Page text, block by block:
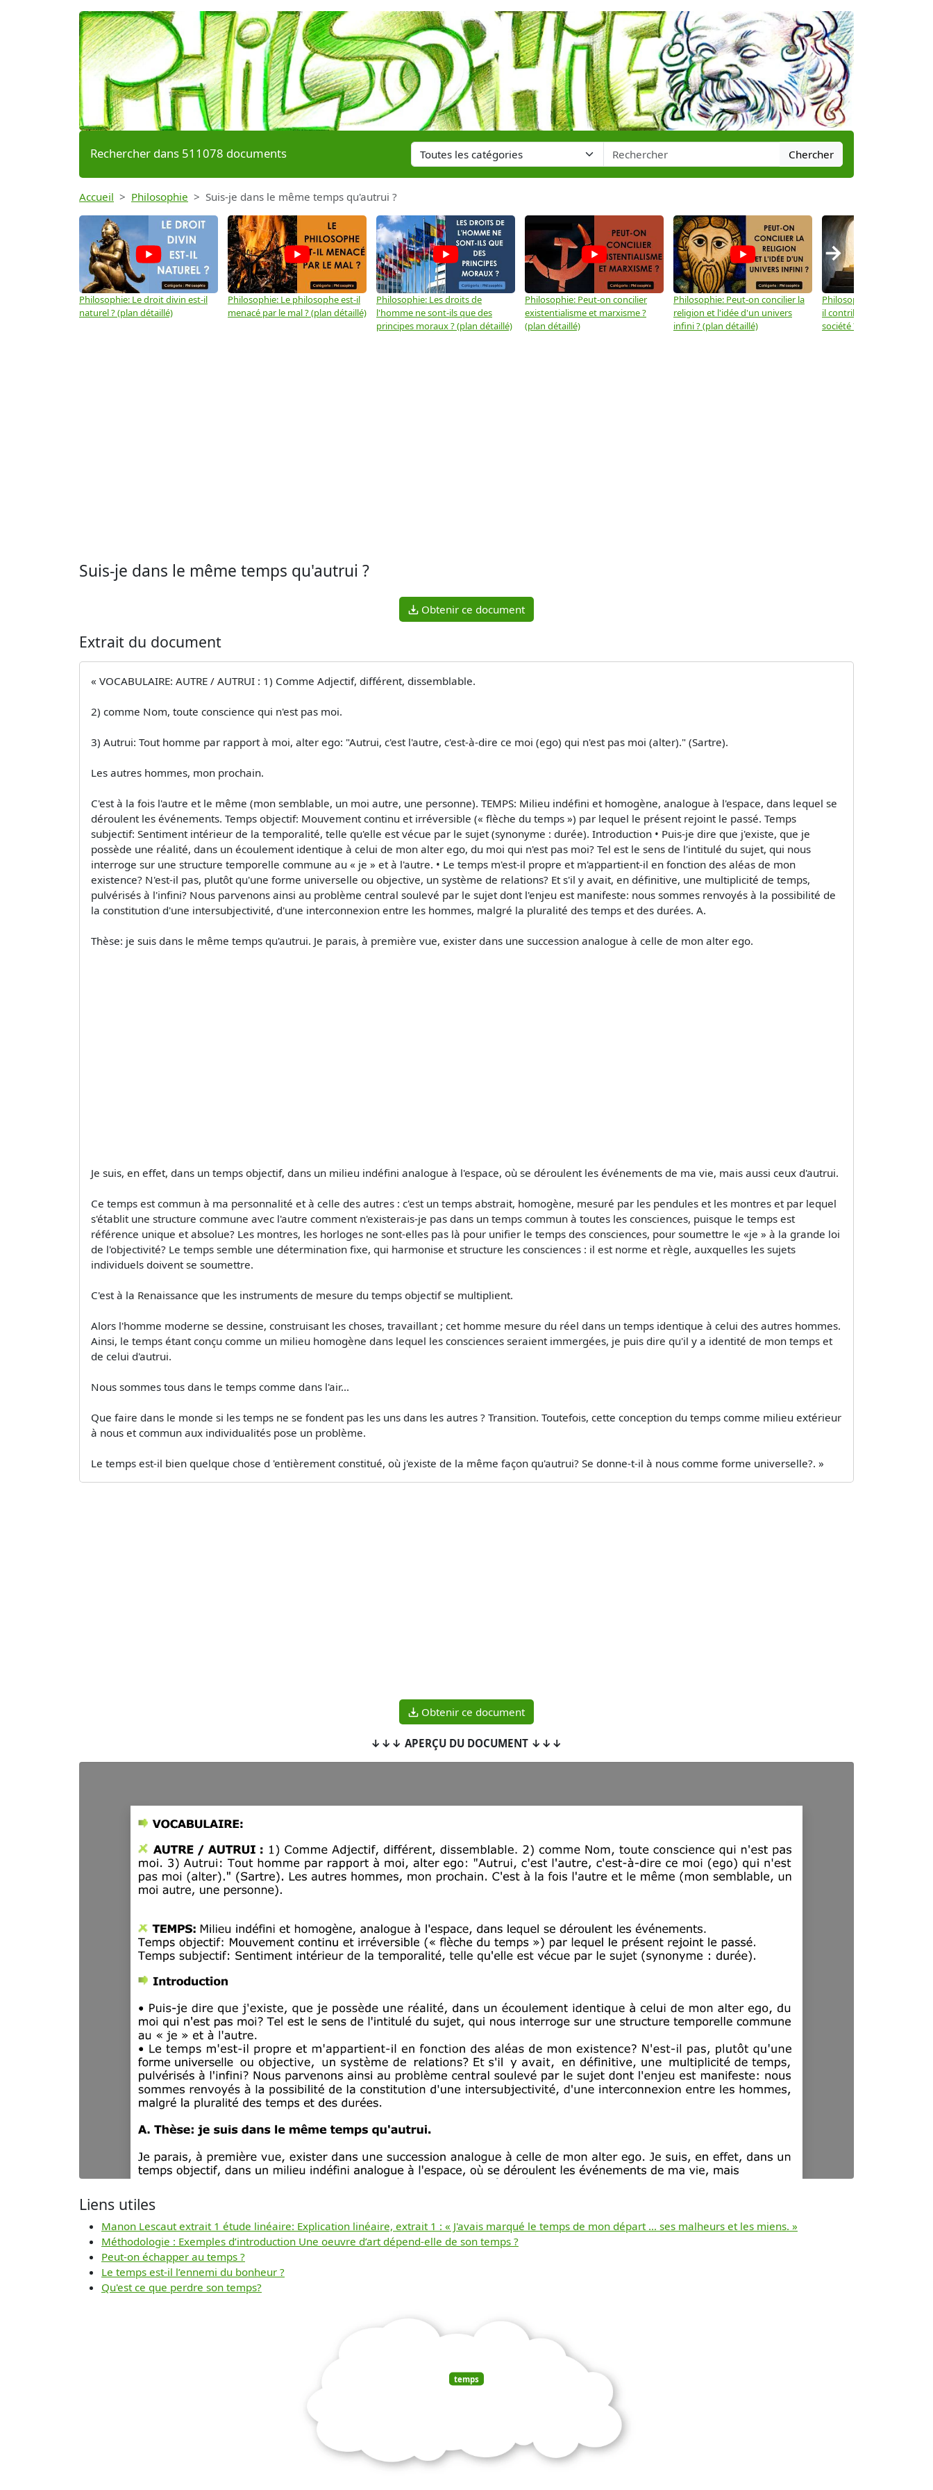
Rechercher dans 511078 documents Chercher
Accueil Philosophie Suis-je dans le même temps qu'autrui ?
Philosophie: Le droit divin est-il
naturel ? (plan détaillé)
Philosophie: Le philosophe est-il
menacé par le mal ? (plan détaillé)
Philosophie: Les droits de
l'homme ne sont-ils que des
principes moraux ? (plan détaillé)
Philosophie: Peut-on concilier
existentialisme et marxisme ?
(plan détaillé)
Philosophie: Peut-on concilier la
religion et l'idée d'un univers
infini ? (plan détaillé)
Philosophie: Le
il contribuer au progrès de
société ? (plan détaillé)
→
Suis-je dans le même temps qu'autrui ?
Obtenir ce document
Extrait du document
« VOCABULAIRE: AUTRE / AUTRUI : 1) Comme Adjectif, différent, dissemblable.
2) comme Nom, toute conscience qui n'est pas moi.
3) Autrui: Tout homme par rapport à moi, alter ego: "Autrui, c'est l'autre, c'est-à-dire ce moi (ego) qui n'est pas moi (alter)." (Sartre).
Les autres hommes, mon prochain.
C'est à la fois l'autre et le même (mon semblable, un moi autre, une personne). TEMPS: Milieu indéfini et homogène, analogue à l'espace, dans lequel se
déroulent les événements. Temps objectif: Mouvement continu et irréversible (« flèche du temps ») par lequel le présent rejoint le passé. Temps
subjectif: Sentiment intérieur de la temporalité, telle qu'elle est vécue par le sujet (synonyme : durée). Introduction • Puis-je dire que j'existe, que je
possède une réalité, dans un écoulement identique à celui de mon alter ego, du moi qui n'est pas moi? Tel est le sens de l'intitulé du sujet, qui nous
interroge sur une structure temporelle commune au « je » et à l'autre. • Le temps m'est-il propre et m'appartient-il en fonction des aléas de mon
existence? N'est-il pas, plutôt qu'une forme universelle ou objective, un système de relations? Et s'il y avait, en définitive, une multiplicité de temps,
pulvérisés à l'infini? Nous parvenons ainsi au problème central soulevé par le sujet dont l'enjeu est manifeste: nous sommes renvoyés à la possibilité de
la constitution d'une intersubjectivité, d'une interconnexion entre les hommes, malgré la pluralité des temps et des durées. A.
Thèse: je suis dans le même temps qu'autrui. Je parais, à première vue, exister dans une succession analogue à celle de mon alter ego.
Je suis, en effet, dans un temps objectif, dans un milieu indéfini analogue à l'espace, où se déroulent les événements de ma vie, mais aussi ceux d'autrui.
Ce temps est commun à ma personnalité et à celle des autres : c'est un temps abstrait, homogène, mesuré par les pendules et les montres et par lequel
s'établit une structure commune avec l'autre comment n'existerais-je pas dans un temps commun à toutes les consciences, puisque le temps est
référence unique et absolue? Les montres, les horloges ne sont-elles pas là pour unifier le temps des consciences, pour soumettre le «je » à la grande loi
de l'objectivité? Le temps semble une détermination fixe, qui harmonise et structure les consciences : il est norme et règle, auxquelles les sujets
individuels doivent se soumettre.
C'est à la Renaissance que les instruments de mesure du temps objectif se multiplient.
Alors l'homme moderne se dessine, construisant les choses, travaillant ; cet homme mesure du réel dans un temps identique à celui des autres hommes.
Ainsi, le temps étant conçu comme un milieu homogène dans lequel les consciences seraient immergées, je puis dire qu'il y a identité de mon temps et
de celui d'autrui.
Nous sommes tous dans le temps comme dans l'air...
Que faire dans le monde si les temps ne se fondent pas les uns dans les autres ? Transition. Toutefois, cette conception du temps comme milieu extérieur
à nous et commun aux individualités pose un problème.
Le temps est-il bien quelque chose d 'entièrement constitué, où j'existe de la même façon qu'autrui? Se donne-t-il à nous comme forme universelle?. »
Obtenir ce document
↓↓↓ APERÇU DU DOCUMENT ↓↓↓
document
Liens utiles
Manon Lescaut extrait 1 étude linéaire: Explication linéaire, extrait 1 : « J'avais marqué le temps de mon départ … ses malheurs et les miens. »
Méthodologie : Exemples d’introduction Une oeuvre d’art dépend-elle de son temps ?
Peut-on échapper au temps ?
Le temps est-il l’ennemi du bonheur ?
Qu'est ce que perdre son temps?
temps